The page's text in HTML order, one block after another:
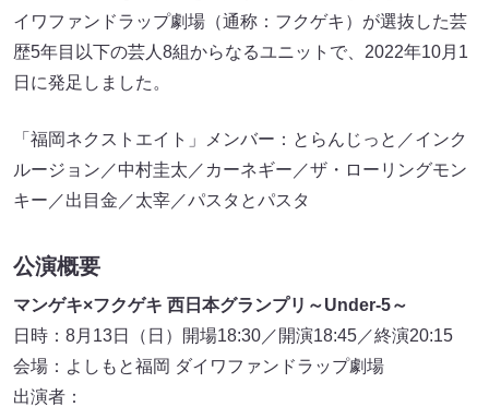
イワファンドラップ劇場（通称：フクゲキ）が選抜した芸
歴5年目以下の芸人8組からなるユニットで、2022年10月1
日に発足しました。
「福岡ネクストエイト」メンバー：とらんじっと／インク
ルージョン／中村圭太／カーネギー／ザ・ローリングモン
キー／出目金／太宰／パスタとパスタ
公演概要
マンゲキ×フクゲキ 西日本グランプリ～Under-5～
日時：8月13日（日）開場18:30／開演18:45／終演20:15
会場：よしもと福岡 ダイワファンドラップ劇場
出演者：